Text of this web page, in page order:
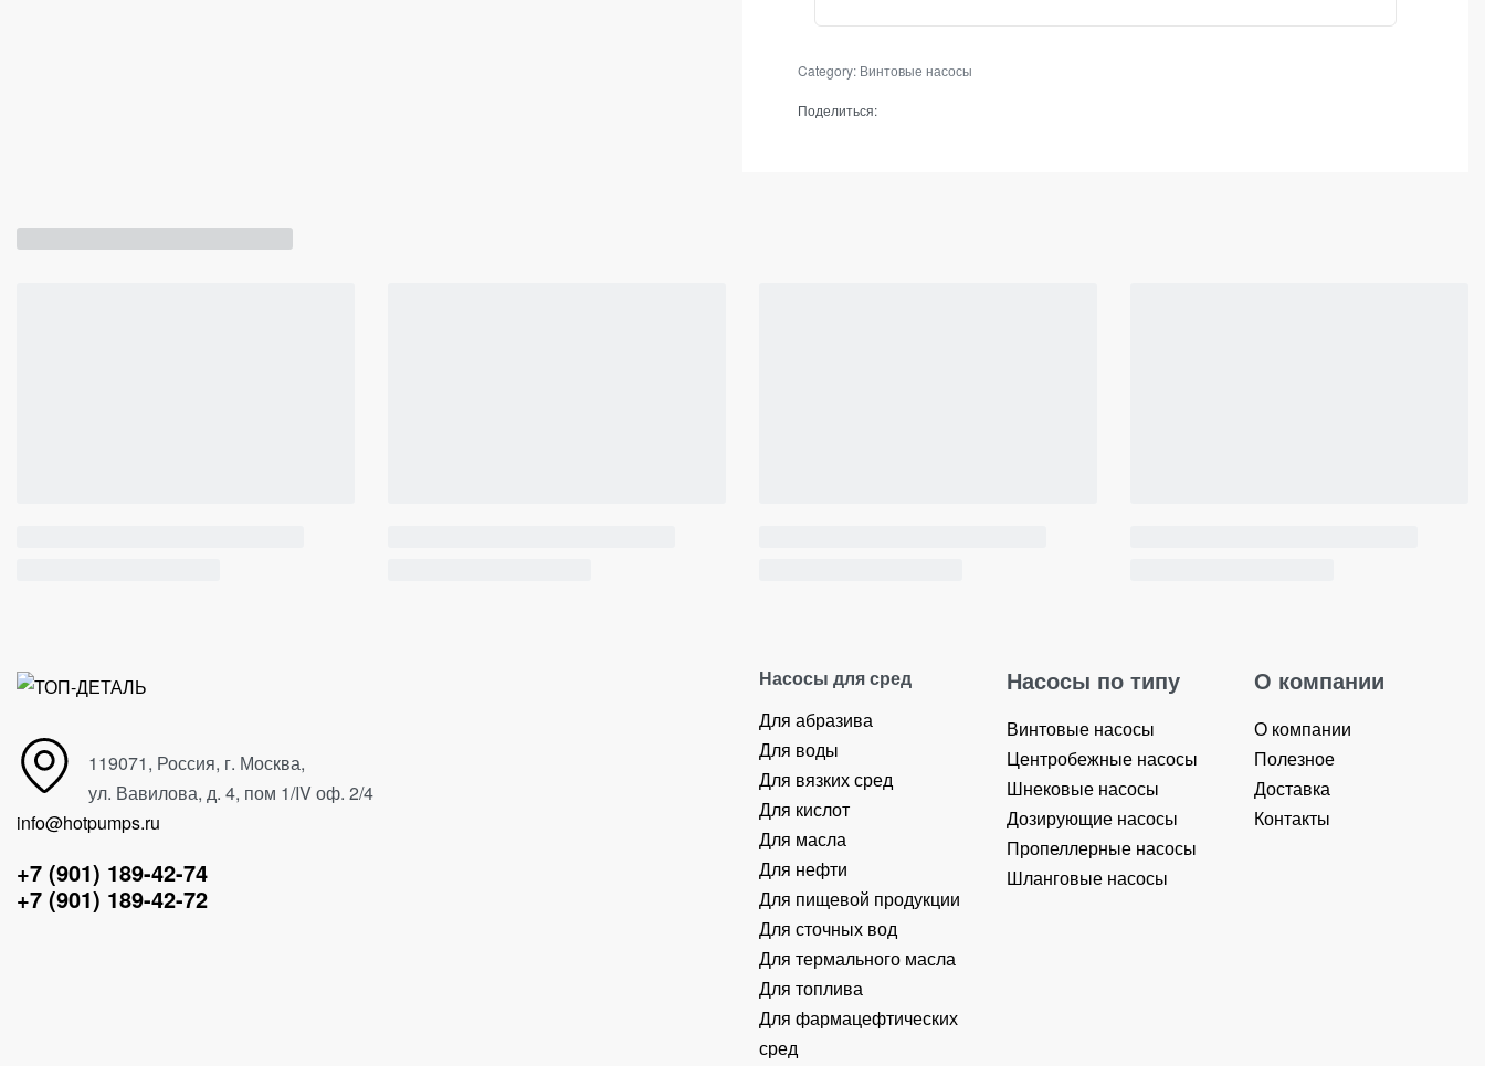
Category: Винтовые насосы
Поделиться:
119071, Россия, г. Москва,
ул. Вавилова, д. 4, пом 1/IV оф. 2/4
info@hotpumps.ru
+7 (901) 189-42-74
+7 (901) 189-42-72
Насосы для сред
Для абразива
Для воды
Для вязких сред
Для кислот
Для масла
Для нефти
Для пищевой продукции
Для сточных вод
Для термального масла
Для топлива
Для фармацефтических
сред
Насосы по типу
Винтовые насосы
Центробежные насосы
Шнековые насосы
Дозирующие насосы
Пропеллерные насосы
Шланговые насосы
О компании
О компании
Полезное
Доставка
Контакты